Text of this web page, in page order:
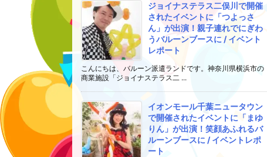
ジョイナステラス二俣川で開催
されたイベントに「つよっさ
ん」が出演！親子連れでにぎわ
うバルーンブースに / イベント
レポート
こんにちは、バルーン派遣ランドです。神奈川県横浜市の
商業施設「ジョイナステラス二 ...
イオンモール千葉ニュータウン
で開催されたイベントに「まゆ
りん」が出演！笑顔あふれるバ
ルーンブースに / イベントレポ
ート